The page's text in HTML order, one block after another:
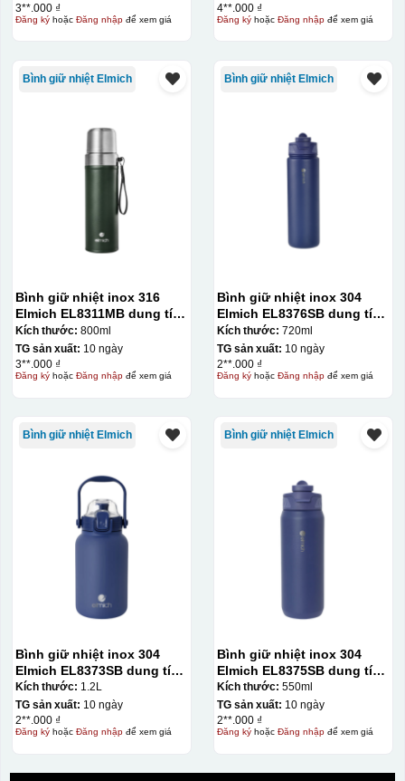
3**.000 ₫
Đăng kýhoặc Đăng nhậpđể xem giá
4**.000 ₫
Đăng kýhoặc Đăng nhậpđể xem giá
Bình giữ nhiệt Elmich
Bình giữ nhiệt inox 316
Elmich EL8311MB dung tích
800ml
Kích thước: 800ml
TG sản xuất: 10 ngày
3**.000 ₫
Đăng kýhoặc Đăng nhậpđể xem giá
Bình giữ nhiệt Elmich
Bình giữ nhiệt inox 304
Elmich EL8376SB dung tích
720ml
Kích thước: 720ml
TG sản xuất: 10 ngày
2**.000 ₫
Đăng kýhoặc Đăng nhậpđể xem giá
Bình giữ nhiệt Elmich
Bình giữ nhiệt inox 304
Elmich EL8373SB dung tích
1.2L
Kích thước: 1.2L
TG sản xuất: 10 ngày
2**.000 ₫
Đăng kýhoặc Đăng nhậpđể xem giá
Bình giữ nhiệt Elmich
Bình giữ nhiệt inox 304
Elmich EL8375SB dung tích
550ml
Kích thước: 550ml
TG sản xuất: 10 ngày
2**.000 ₫
Đăng kýhoặc Đăng nhậpđể xem giá